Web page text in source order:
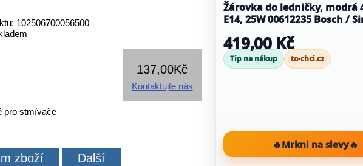
102506700056500
137,00Kč
Kontaktujte nás
pro stmívače
zboží Další
Žárovka do ledničky, modrá
E14, 25W 00612235 Bosch /
419,00 Kč
Tip na nákup to-chci.cz
🔥Mrkni na slevy🔥